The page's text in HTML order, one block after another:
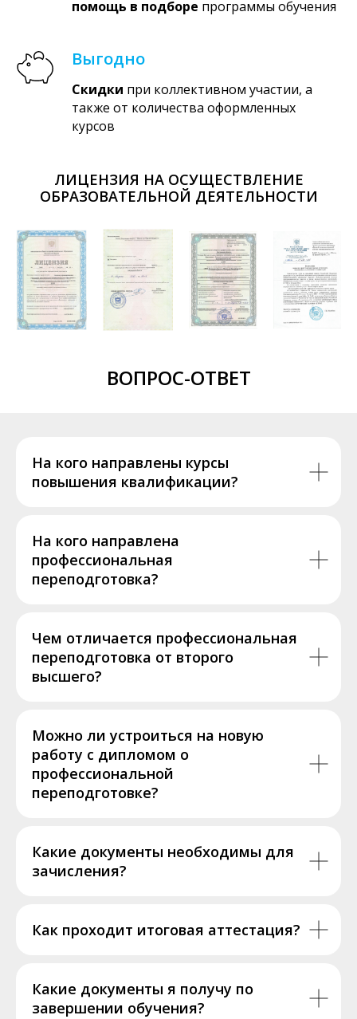
помощь в подборе программы обучения
Выгодно
Скидки при коллективном участии, а
также от количества оформленных
курсов
ЛИЦЕНЗИЯ НА ОСУЩЕСТВЛЕНИЕ
ОБРАЗОВАТЕЛЬНОЙ ДЕЯТЕЛЬНОСТИ
ВОПРОС-ОТВЕТ
На кого направлены курсы
повышения квалификации?
На кого направлена
профессиональная
переподготовка?
Чем отличается профессиональная
переподготовка от второго
высшего?
Можно ли устроиться на новую
работу с дипломом о
профессиональной
переподготовке?
Какие документы необходимы для
зачисления?
Как проходит итоговая аттестация?
Какие документы я получу по
завершении обучения?